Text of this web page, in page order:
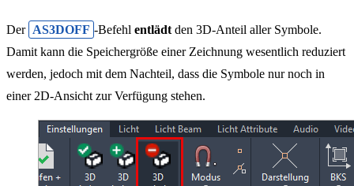
Der AS3DOFF -Befehl entlädt den 3D-Anteil aller Symbole.
Damit kann die Speichergröße einer Zeichnung wesentlich reduziert
werden, jedoch mit dem Nachteil, dass die Symbole nur noch in
einer 2D-Ansicht zur Verfügung stehen.